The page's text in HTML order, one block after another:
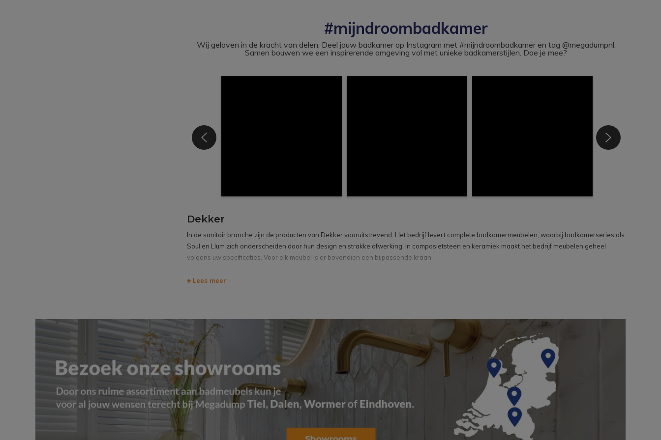
#mijndroombadkamer
Wij geloven in de kracht van delen. Deel jouw badkamer op Instagram met #mijndroombadkamer en tag @megadumpnl.
Samen bouwen we een inspirerende omgeving vol met unieke badkamerstijlen. Doe je mee?
Dekker
In de sanitair branche zijn de producten van Dekker vooruitstrevend. Het bedrijf levert complete badkamermeubelen, waarbij badkamerseries als
Soul en Llum zich onderscheiden door hun design en strakke afwerking. In composietsteen en keramiek maakt het bedrijf meubelen geheel
volgens uw specificaties. Voor elk meubel is er bovendien een bijpassende kraan.
Dekker levert maatwerkbladen, wastafels en achterwanden, maar ook accessoires zoals kranen en verlichting. In verschillende
prijsklassen, en altijd harmonieus op elkaar afgestemd. Zodat u met Dekker de badkamer precies kunt inrichten naar uw wens.
Bekijk op deze website alle kwaliteitsproducten van Dekker Zevenhuizen en ontdek wat bij u past.
Vraag advies bij uw Megadump Specialist
Maak uw badkamer helemaal compleet met de prachtige artikelen van Dekker. Onze Megadump Specialisten in Tiel vertellen u graag meer over
de voordelen en het gemak van het sanitair aanbod van Dekker. Nergens komen zoveel topmerken samen als bij Megadump Tiel. Alleen het
allerbeste in sanitair, kranen, tegels, radiatoren en accessoires nemen we op in ons assortiment.
Het zijn stuk voor stuk A-merken die net als wij altijd op zoek zijn naar vernieuwing in comfort en uitstraling. Bij Megadump Tiel mag u zeker zijn
van de allerlaatste collecties. Ziet u iets bijzonders wat in u smaak valt en u wilt de mogelijkheden weten? Vraag ernaar bij een van onze
Lees meer